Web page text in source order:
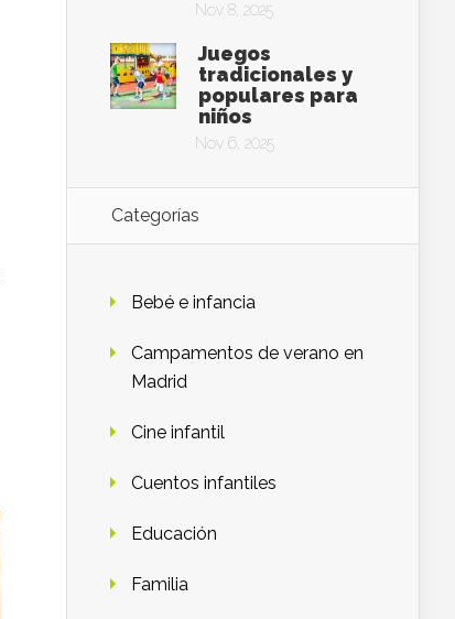
Nov 8, 2025
Juegos
tradicionales y
populares para
niños
Nov 6, 2025
Categorías
Bebé e infancia
Campamentos de verano en
Madrid
Cine infantil
Cuentos infantiles
Educación
Familia